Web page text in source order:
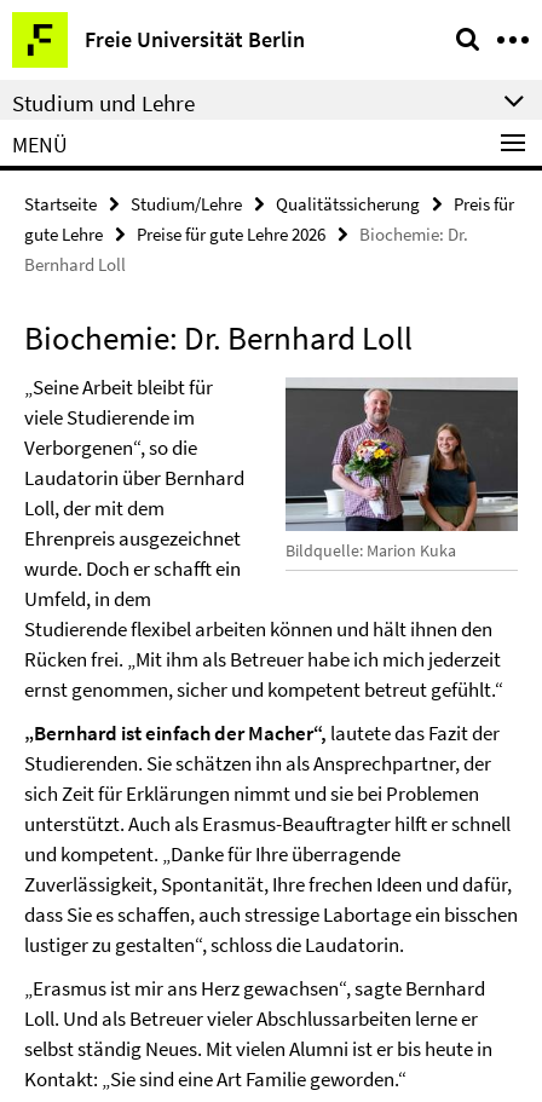
Springe
direkt
zu
Inhalt
Freie Universität Berlin
Service-
Navigation
Studium und Lehre
MENÜ
Startseite Studium/Lehre Qualitätssicherung
Preis für
gute Lehre
Preise für gute Lehre 2026
Biochemie: Dr.
Bernhard Loll
Biochemie: Dr. Bernhard Loll
Bildquelle: Marion Kuka
„Seine Arbeit bleibt für
viele Studierende im
Verborgenen“, so die
Laudatorin über Bernhard
Loll, der mit dem
Ehrenpreis ausgezeichnet
wurde. Doch er schafft ein
Umfeld, in dem
Studierende flexibel arbeiten können und hält ihnen den
Rücken frei. „Mit ihm als Betreuer habe ich mich jederzeit
ernst genommen, sicher und kompetent betreut gefühlt.“
„Bernhard ist einfach der Macher“, lautete das Fazit der
Studierenden. Sie schätzen ihn als Ansprechpartner, der
sich Zeit für Erklärungen nimmt und sie bei Problemen
unterstützt. Auch als Erasmus-Beauftragter hilft er schnell
und kompetent. „Danke für Ihre überragende
Zuverlässigkeit, Spontanität, Ihre frechen Ideen und dafür,
dass Sie es schaffen, auch stressige Labortage ein bisschen
lustiger zu gestalten“, schloss die Laudatorin.
„Erasmus ist mir ans Herz gewachsen“, sagte Bernhard
Loll. Und als Betreuer vieler Abschlussarbeiten lerne er
selbst ständig Neues. Mit vielen Alumni ist er bis heute in
Kontakt: „Sie sind eine Art Familie geworden.“